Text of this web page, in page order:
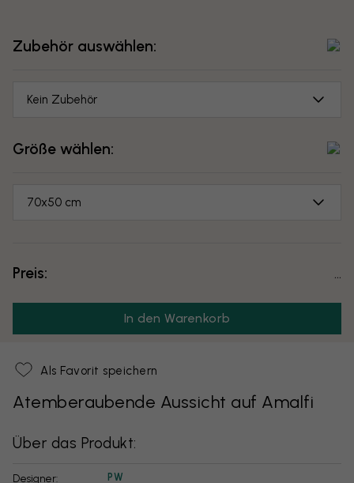
Zubehör auswählen:
Kein Zubehör
Größe wählen:
70x50 cm
Preis:
In den Warenkorb
Als Favorit speichern
Atemberaubende Aussicht auf Amalfi
Über das Produkt:
Designer: PW